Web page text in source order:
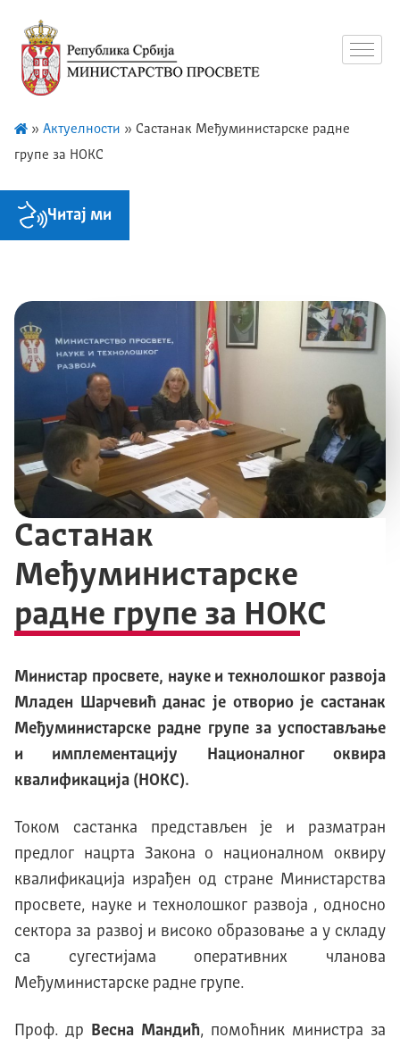
» Актуелности » Састанак Међуминистарске радне
групе за НОКС
Читај ми
Састанак
Међуминистарске
радне групе за НОКС
Министар просвете, науке и технолошког развоја
Младен Шарчевић данас је отворио је састанак
Међуминистарске радне групе за успостављање
и имплементацију Националног оквира
квалификација (НОКС).
Током састанка представљен је и разматран
предлог нацрта Закона о националном оквиру
квалификација израђен од стране Министарства
просвете, науке и технолошког развоја , односно
сектора за развој и високо образовање а у складу
са сугестијама оперативних чланова
Међуминистарске радне групе.
Проф. др Весна Мандић, помоћник министра за